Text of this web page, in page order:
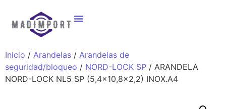
Inicio / Arandelas / Arandelas de
seguridad/bloqueo / NORD-LOCK SP / ARANDELA
NORD-LOCK NL5 SP (5,4×10,8×2,2) INOX.A4